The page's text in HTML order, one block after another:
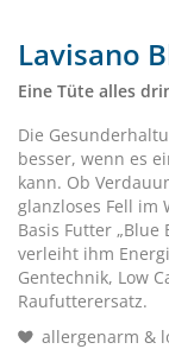
Lavisano
Eine Tüte alles
Die
besser, wenn es
kann. Ob
glanzloses Fell im
Basis Futter
verleiht ihm
Gentechnik, Low
Raufutterersatz.
allergenarm &